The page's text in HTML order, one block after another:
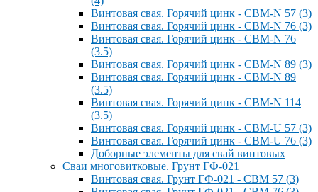
Винтовая свая. Горячий цинк - СВМ-N 57 (3)
Винтовая свая. Горячий цинк - СВМ-N 76 (3)
Винтовая свая. Горячий цинк - СВМ-N 76
(3.5)
Винтовая свая. Горячий цинк - СВМ-N 89 (3)
Винтовая свая. Горячий цинк - СВМ-N 89
(3.5)
Винтовая свая. Горячий цинк - СВМ-N 114
(3.5)
Винтовая свая. Горячий цинк - СВМ-U 57 (3)
Винтовая свая. Горячий цинк - СВМ-U 76 (3)
Доборные элементы для свай винтовых
Сваи многовитковые. Грунт ГФ-021
Винтовая свая. Грунт ГФ-021 - СВМ 57 (3)